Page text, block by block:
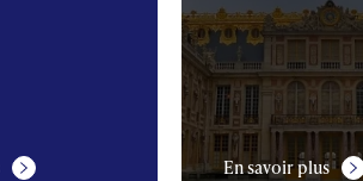
En savoir plus